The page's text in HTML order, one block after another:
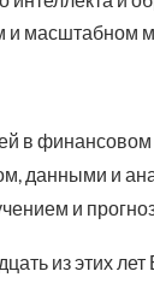
и масштабном
в
данными и
и
из этих